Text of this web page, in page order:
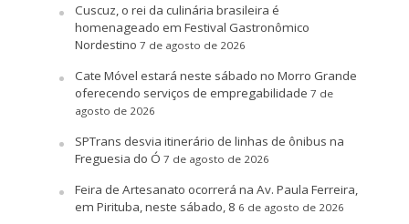
Cuscuz, o rei da culinária brasileira é
homenageado em Festival Gastronômico
Nordestino 7 de agosto de 2026
Cate Móvel estará neste sábado no Morro Grande
oferecendo serviços de empregabilidade 7 de
agosto de 2026
SPTrans desvia itinerário de linhas de ônibus na
Freguesia do Ó 7 de agosto de 2026
Feira de Artesanato ocorrerá na Av. Paula Ferreira,
em Pirituba, neste sábado, 8 6 de agosto de 2026